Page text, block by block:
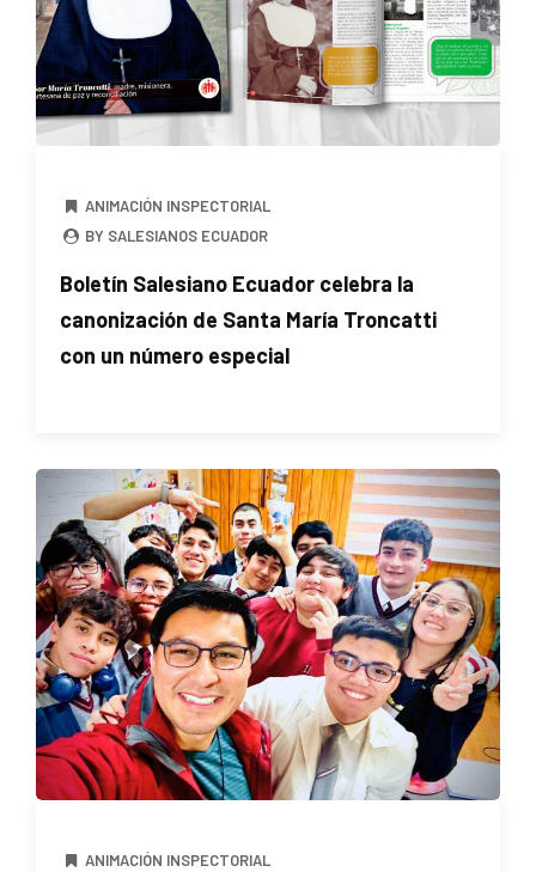
ANIMACIÓN INSPECTORIAL
BY SALESIANOS ECUADOR
Boletín Salesiano Ecuador celebra la
canonización de Santa María Troncatti
con un número especial
ANIMACIÓN INSPECTORIAL